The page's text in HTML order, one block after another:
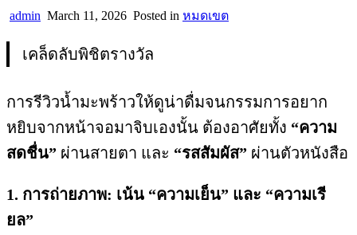
admin March 11, 2026 Posted in หมดเขต
เคล็ดลับพิชิตรางวัล
การรีวิวน้ำมะพร้าวให้ดูน่าดื่มจนกรรมการอยาก
หยิบจากหน้าจอมาจิบเองนั้น ต้องอาศัยทั้ง “ความ
สดชื่น” ผ่านสายตา และ “รสสัมผัส” ผ่านตัวหนังสือ
1. การถ่ายภาพ: เน้น “ความเย็น” และ “ความเรี
ยล”